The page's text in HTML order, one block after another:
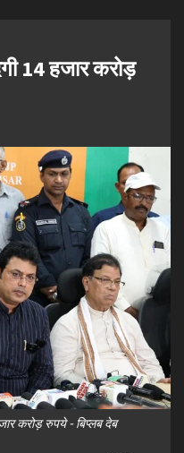
14 हजार करोड़
करोड़ रुपये - बिप्लब देब